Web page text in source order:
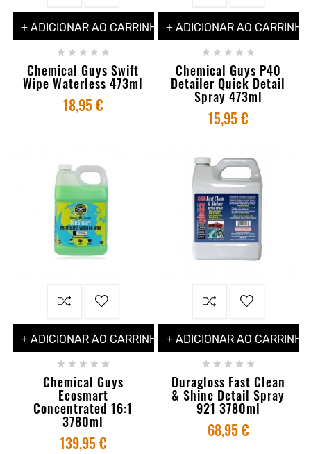
+ ADICIONAR AO CARRINHO
    
Chemical Guys Swift
Wipe Waterless 473ml
18,95 €
+ ADICIONAR AO CARRINHO
    
Chemical Guys P40
Detailer Quick Detail
Spray 473ml
15,95 €
+ ADICIONAR AO CARRINHO
    
Chemical Guys
Ecosmart
Concentrated 16:1
3780ml
139,95 €
+ ADICIONAR AO CARRINHO
    
Duragloss Fast Clean
& Shine Detail Spray
921 3780ml
68,95 €